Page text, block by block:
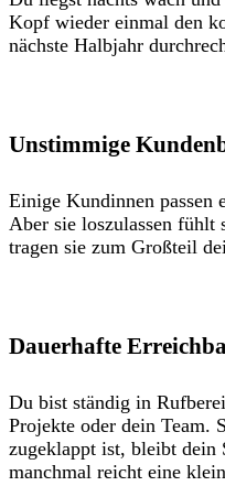
Kopf wieder einmal den
nächste Halbjahr
Unstimmige
Einige Kundinnen passen
Aber sie loszulassen
tragen sie zum Großteil
Dauerhafte
Du bist ständig in
Projekte oder dein Team.
zugeklappt ist, bleibt dein
manchmal reicht eine